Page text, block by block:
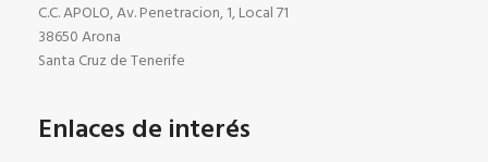
C.C. APOLO, Av. Penetracion, 1, Local 71
38650 Arona
Santa Cruz de Tenerife
Enlaces de interés